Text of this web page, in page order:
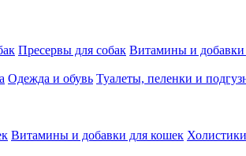
Пресервы для собак Витамины и добавки
Одежда и обувь Туалеты, пеленки и
Витамины и добавки для кошек